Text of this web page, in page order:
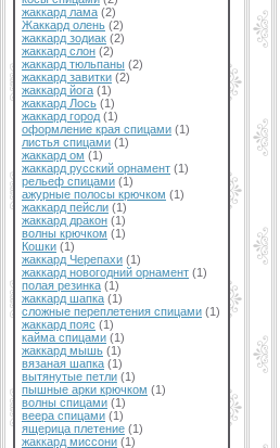
жаккард лама (2)
Жаккард олень (2)
жаккард зодиак (2)
жаккард слон (2)
жаккард тюльпаны (2)
жаккард завитки (2)
жаккард йога (1)
жаккард Лось (1)
жаккард город (1)
оформление края спицами (1)
листья спицами (1)
жаккард ом (1)
жаккард русский орнамент (1)
рельеф спицами (1)
ажурные полосы крючком (1)
жаккард пейсли (1)
жаккард дракон (1)
волны крючком (1)
Кошки (1)
жаккард Черепахи (1)
жаккард новогодний орнамент (1)
полая резинка (1)
жаккард шапка (1)
сложные переплетения спицами (1)
жаккард пояс (1)
кайма спицами (1)
жаккард мышь (1)
вязаная шапка (1)
вытянутые петли (1)
пышные арки крючком (1)
волны спицами (1)
веера спицами (1)
ящерица плетение (1)
жаккард миссони (1)